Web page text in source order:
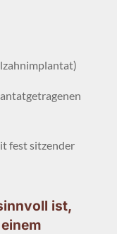
fest sitzender
ist,